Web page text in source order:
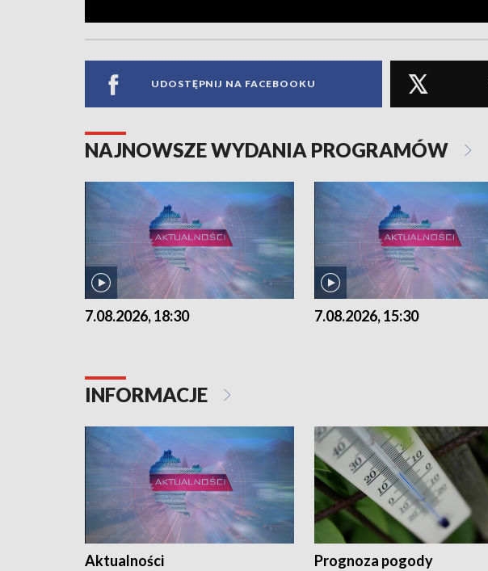
UDOSTĘPNIJ NA FACEBOOKU
NAJNOWSZE WYDANIA PROGRAMÓW
7.08.2026, 18:30 7.08.2026, 15:30
INFORMACJE
Aktualności Prognoza pogody